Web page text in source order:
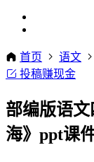
首页 语文
投稿赚现金
部编版语
海》ppt课